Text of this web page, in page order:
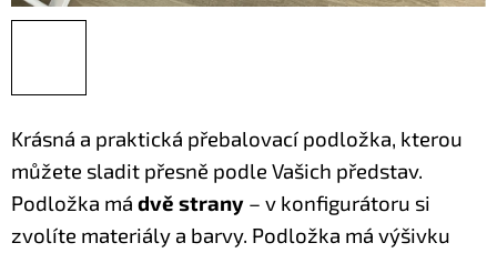
Krásná a praktická přebalovací podložka, kterou
můžete sladit přesně podle Vašich představ.
Podložka má dvě strany – v konfigurátoru si
zvolíte materiály a barvy. Podložka má výšivku